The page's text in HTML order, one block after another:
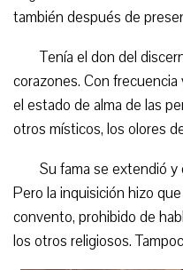
también después de
Tenía el don del
corazones. Con
el estado de alma de las
otros místicos, los olores
Su fama se extendió
Pero la inquisición hizo
convento, prohibido de
los otros religiosos.